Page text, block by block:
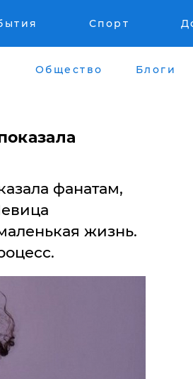
Спорт
Общество Блоги
фанатам,
жизнь.